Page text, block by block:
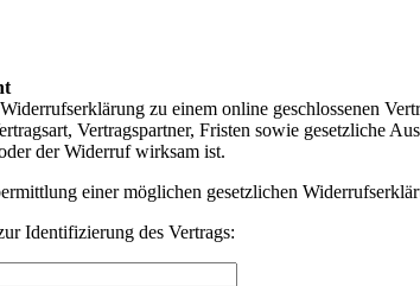
zu einem online geschlossenen
Vertragspartner, Fristen sowie gesetzliche
der Widerruf wirksam ist.
einer möglichen gesetzlichen
Identifizierung des Vertrags: